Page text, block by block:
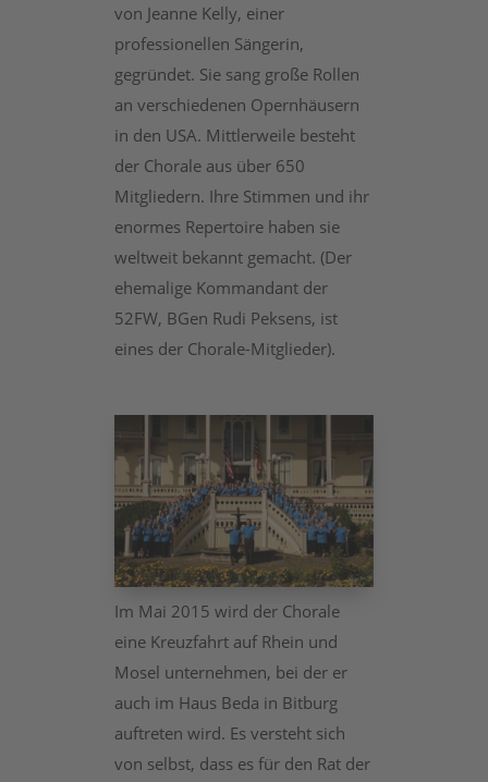
von Jeanne Kelly, einer
professionellen Sängerin,
gegründet. Sie sang große Rollen
an verschiedenen Opernhäusern
in den USA. Mittlerweile besteht
der Chorale aus über 650
Mitgliedern. Ihre Stimmen und ihr
enormes Repertoire haben sie
weltweit bekannt gemacht. (Der
ehemalige Kommandant der
52FW, BGen Rudi Peksens, ist
eines der Chorale-Mitglieder).
Im Mai 2015 wird der Chorale
eine Kreuzfahrt auf Rhein und
Mosel unternehmen, bei der er
auch im Haus Beda in Bitburg
auftreten wird. Es versteht sich
von selbst, dass es für den Rat der